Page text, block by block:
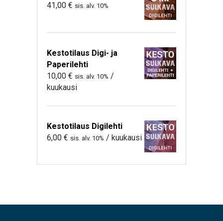
41,00 € sis. alv. 10%
Kestotilaus Digi- ja
Paperilehti
10,00 € sis. alv. 10% /
kuukausi
Kestotilaus Digilehti
6,00 € sis. alv. 10% / kuukausi